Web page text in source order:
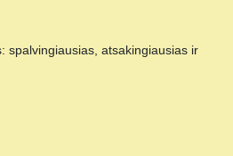
spalvingiausias, atsakingiausias ir